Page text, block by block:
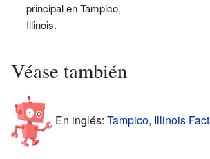
principal en Tampico,
Illinois.
Véase también
En inglés: Tampico, Illinois